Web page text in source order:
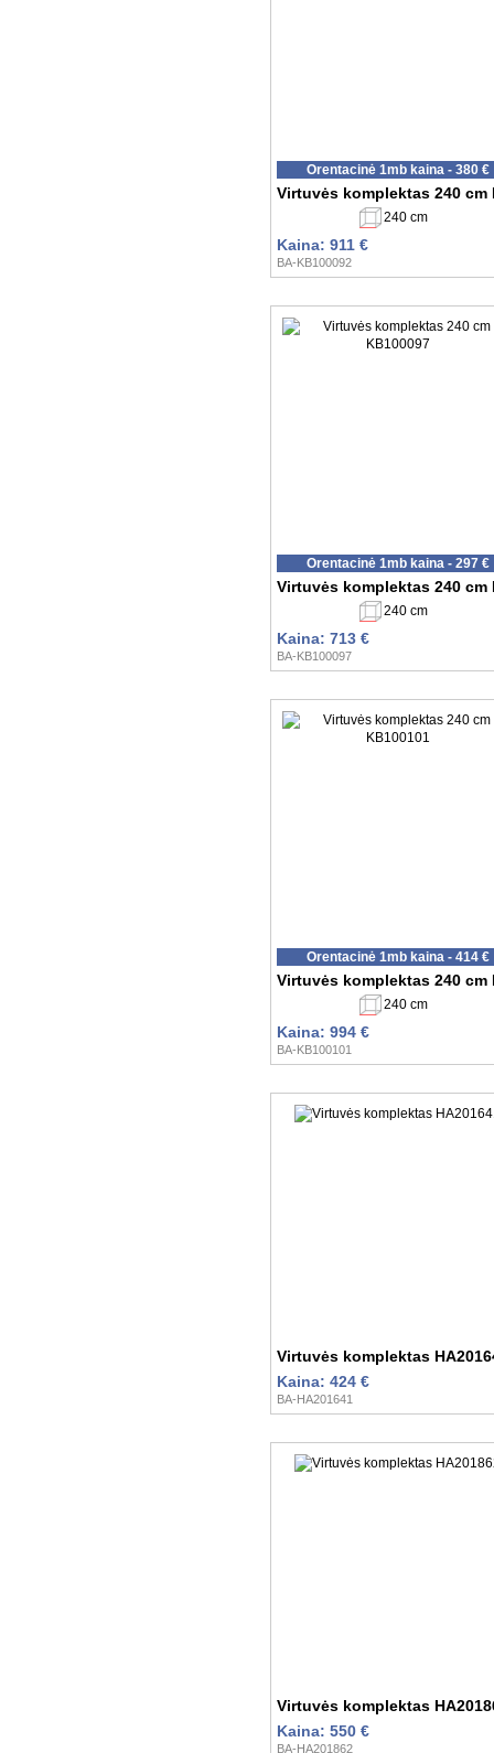
Orentacinė 1mb kaina - 380 €
Virtuvės komplektas 240 cm
240 cm
Kaina: 911 €
BA-KB100092
Orentacinė 1mb kaina - 297 €
Virtuvės komplektas 240 cm
240 cm
Kaina: 713 €
BA-KB100097
Orentacinė 1mb kaina - 414 €
Virtuvės komplektas 240 cm
240 cm
Kaina: 994 €
BA-KB100101
Virtuvės komplektas
Kaina: 424 €
BA-HA201641
Virtuvės komplektas
Kaina: 550 €
BA-HA201862